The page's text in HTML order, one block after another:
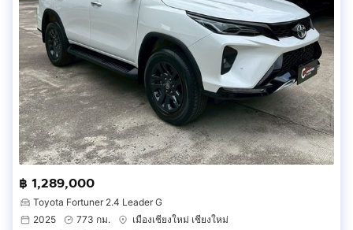
฿ 1,289,000
Toyota Fortuner 2.4 Leader G
2025
773 กม.
เมืองเชียงใหม่ เชียงใหม่